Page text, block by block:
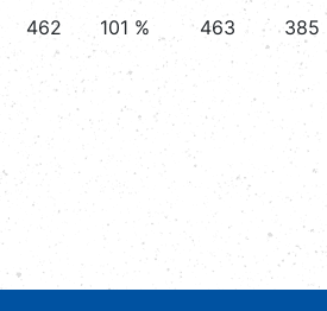
462 101 % 463 385